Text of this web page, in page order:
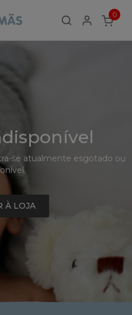
0
ITEMS
se atualmente esgotado ou
À LOJA